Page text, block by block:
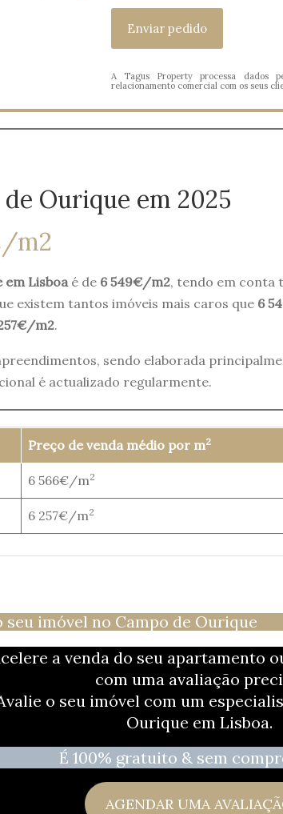
A Tagus Property processa dados
relacionamento comercial com os seus
Ourique em 2025
m2
em Lisboaé de 6 549€/m2, tendo em conta
existem tantos imóveis mais caros que 6
m2.
sendo elaborada
é actualizado regularmente.
Preço de venda médio por m2
6 566€/m2
6 257€/m2
imóvel no Campo de Ourique
a venda do seu apartamento
com uma avaliação
o seu imóvel com um
Ourique em Lisboa.
É 100% gratuito & sem
AGENDAR UMA